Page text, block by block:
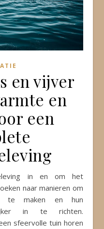
en vijver
en
een
naar manieren om
te maken en hun
in te richten.
sfeervolle tuin horen